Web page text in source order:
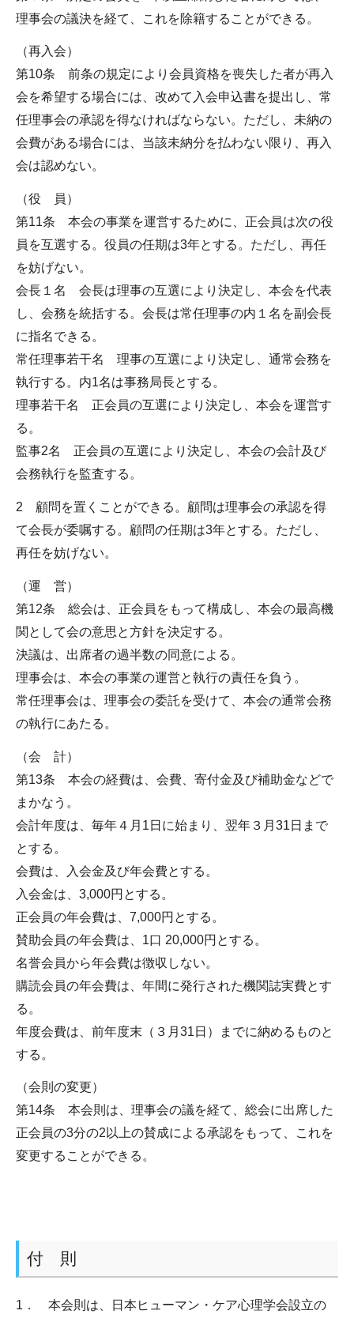
理事会の議決を経て、これを除籍することができる。
（再入会）
第10条 前条の規定により会員資格を喪失した者が再入
会を希望する場合には、改めて入会申込書を提出し、常
任理事会の承認を得なければならない。ただし、未納の
会費がある場合には、当該未納分を払わない限り、再入
会は認めない。
（役 員）
第11条 本会の事業を運営するために、正会員は次の役
員を互選する。役員の任期は3年とする。ただし、再任
を妨げない。
会長１名 会長は理事の互選により決定し、本会を代表
し、会務を統括する。会長は常任理事の内１名を副会長
に指名できる。
常任理事若干名 理事の互選により決定し、通常会務を
執行する。内1名は事務局長とする。
理事若干名 正会員の互選により決定し、本会を運営す
る。
監事2名 正会員の互選により決定し、本会の会計及び
会務執行を監査する。
2 顧問を置くことができる。顧問は理事会の承認を得
て会長が委嘱する。顧問の任期は3年とする。ただし、
再任を妨げない。
（運 営）
第12条 総会は、正会員をもって構成し、本会の最高機
関として会の意思と方針を決定する。
決議は、出席者の過半数の同意による。
理事会は、本会の事業の運営と執行の責任を負う。
常任理事会は、理事会の委託を受けて、本会の通常会務
の執行にあたる。
（会 計）
第13条 本会の経費は、会費、寄付金及び補助金などで
まかなう。
会計年度は、毎年４月1日に始まり、翌年３月31日まで
とする。
会費は、入会金及び年会費とする。
入会金は、3,000円とする。
正会員の年会費は、7,000円とする。
賛助会員の年会費は、1口 20,000円とする。
名誉会員から年会費は徴収しない。
購読会員の年会費は、年間に発行された機関誌実費とす
る。
年度会費は、前年度末（３月31日）までに納めるものと
する。
（会則の変更）
第14条 本会則は、理事会の議を経て、総会に出席した
正会員の3分の2以上の賛成による承認をもって、これを
変更することができる。
付 則
1． 本会則は、日本ヒューマン・ケア心理学会設立の